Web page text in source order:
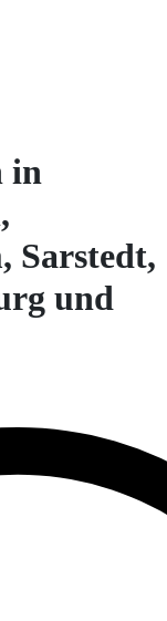
in
Sarstedt,
und